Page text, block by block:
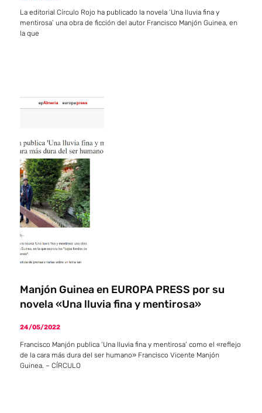
La editorial Círculo Rojo ha publicado la novela ‘Una lluvia fina y
mentirosa’ una obra de ficción del autor Francisco Manjón Guinea, en
la que
Manjón Guinea en EUROPA PRESS por su
novela «Una lluvia fina y mentirosa»
24/05/2022
Francisco Manjón publica ‘Una lluvia fina y mentirosa’ como el «reflejo
de la cara más dura del ser humano» Francisco Vicente Manjón
Guinea. – CÍRCULO